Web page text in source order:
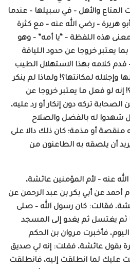
والأهل – في سبيلها – عندما
هريرة – رضي الله عنه – مع كثرة
هذه اللفظة – “يا أمه” – وهو
يعتبر خروجا عن حدود اللياقة
قدم كلامه بهذا الاستهلال الطيب
وإجلاله لمكانتها؟! ولماذا لم ينكر
إنه لو فعل ما يعتبر خروجا عن
تركه دون إنكار أو رد عليه،
شهدوا له بالفضل والصلاح
منقصة أو مذمة؛ كان ذلك دالا على
أن يلصقه به الطاعنون من
عنه – لأم المؤمنين عائشة،
أحمد عن أبي بكر بن عبد الرحمن عن
فقالت: كان رسول الله – صلى
ثم يغتسل ثم يغدو إلى المسجد
فأخبرت مروان بن الحكم
بقول عائشة، فقلت: إنه لي صديق
عليك لما انطلقت إليه، فانطلقت